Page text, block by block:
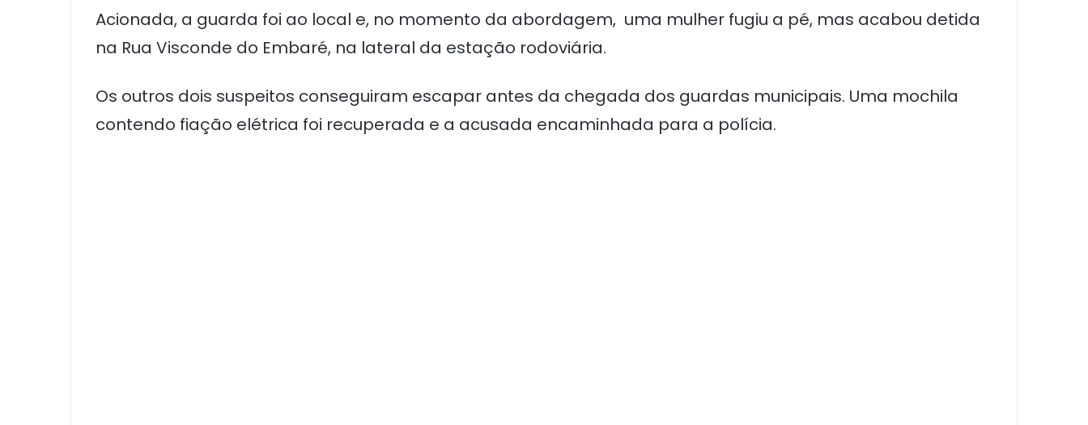
Acionada, a guarda foi ao local e, no momento da abordagem, uma mulher fugiu a pé, mas acabou detida
na Rua Visconde do Embaré, na lateral da estação rodoviária.
Os outros dois suspeitos conseguiram escapar antes da chegada dos guardas municipais. Uma mochila
contendo fiação elétrica foi recuperada e a acusada encaminhada para a polícia.